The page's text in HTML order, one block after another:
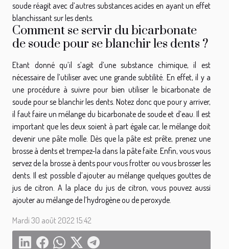
soude réagit avec d’autres substances acides en ayant un effet
blanchissant sur les dents.
Comment se servir du bicarbonate
de soude pour se blanchir les dents ?
Etant donné qu’il s’agit d’une substance chimique, il est
nécessaire de l’utiliser avec une grande subtilité. En effet, il y a
une procédure à suivre pour bien utiliser le bicarbonate de
soude pour se blanchir les dents. Notez donc que pour y arriver,
il faut faire un mélange du bicarbonate de soude et d’eau. Il est
important que les deux soient à part égale car, le mélange doit
devenir une pâte molle. Dès que la pâte est prête, prenez une
brosse à dents et trempez-la dans la pâte faite. Enfin, vous vous
servez de la brosse à dents pour vous frotter ou vous brosser les
dents. Il est possible d’ajouter au mélange quelques gouttes de
jus de citron. A la place du jus de citron, vous pouvez aussi
ajouter au mélange de l’hydrogène ou de peroxyde.
Mardi 30 août 2022 15:42